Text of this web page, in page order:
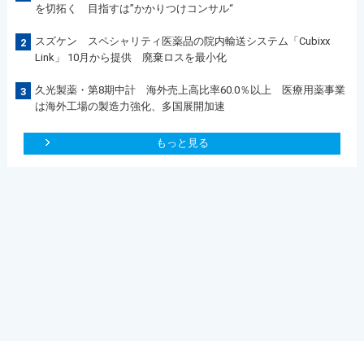
を切拓く 目指すは”かかりつけコンサル“
2
スズケン スペシャリティ医薬品の院内輸送システム「Cubixx
Link」 10月から提供 廃棄ロスを最小化
3
久光製薬・第8期中計 海外売上高比率60.0％以上 医療用薬事業
は海外工場の製造力強化、多国展開加速
もっと見る